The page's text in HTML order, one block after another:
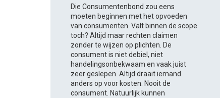
Die Consumentenbond zou eens
moeten beginnen met het opvoeden
van consumenten. Valt binnen de scope
toch? Altijd maar rechten claimen
zonder te wijzen op plichten. De
consument is niet debiel, niet
handelingsonbekwaam en vaak juist
zeer geslepen. Altijd draait iemand
anders op voor kosten. Nooit de
consument. Natuurlijk kunnen